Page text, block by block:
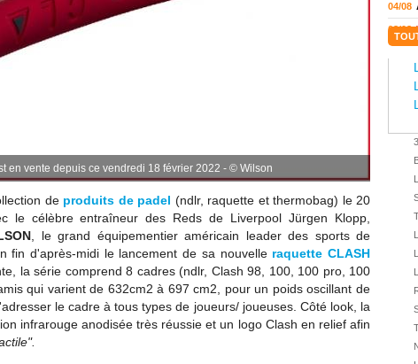
en vente depuis ce vendredi 18 février 2022 - © Wilson
de produits de padel (ndlr, raquette et thermobag) le 20
le célèbre entraîneur des Reds de Liverpool Jürgen Klopp,
, le grand équipementier américain leader des sports de
fin d'après-midi le lancement de sa nouvelle raquette CLASH
la série comprend 8 cadres (ndlr, Clash 98, 100, 100 pro, 100
qui varient de 632cm2 à 697 cm2, pour un poids oscillant de
le cadre à tous types de joueurs/ joueuses. Côté look, la
infrarouge anodisée très réussie et un logo Clash en relief afin
04/08
03/08